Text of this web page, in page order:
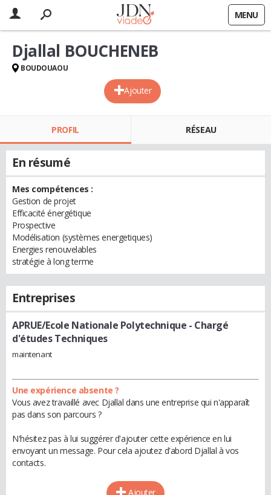
MENU
Ajouter
Djallal BOUCHENEB
BOUDOUAOU
PROFIL RÉSEAU
En résumé
Mes compétences :
Gestion de projet
Efficacité énergétique
Prospective
Modélisation (systèmes energetiques)
Energies renouvelables
stratégie à long terme
Entreprises
APRUE/Ecole Nationale Polytechnique - Chargé
d'études Techniques
maintenant
Une expérience absente ?
Vous avez travaillé avec Djallal dans une entreprise qui n'apparaît
pas dans son parcours ?
N'hésitez pas à lui suggérer d'ajouter cette expérience en lui
envoyant un message. Pour cela ajoutez d'abord Djallal à vos
contacts.
Ajouter